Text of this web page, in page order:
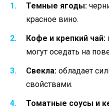
Темные ягоды:
красное вино.
Кофе и крепкий чай:
могут оседать на
Свекла: обладает
свойствами.
Томатные соусы и